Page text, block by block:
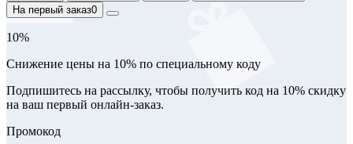
На первый заказ0
10%
Снижение цены на 10% по специальному коду
Подпишитесь на рассылку, чтобы получить код на 10% скидку
на ваш первый онлайн-заказ.
Промокод